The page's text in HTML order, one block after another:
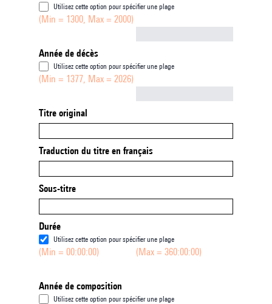
Utilisez cette option pour spécifier une plage
(Min = 1300, Max = 2000)
Année de décès
Utilisez cette option pour spécifier une plage
(Min = 1377, Max = 2026)
Titre original
Traduction du titre en français
Sous-titre
Durée
Utilisez cette option pour spécifier une plage
(Min = 00:00:00) (Max = 360:00:00)
Année de composition
Utilisez cette option pour spécifier une plage